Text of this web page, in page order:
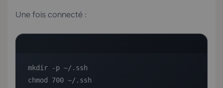
Une fois connecté :
mkdir -p ~/.ssh
chmod 700 ~/.ssh